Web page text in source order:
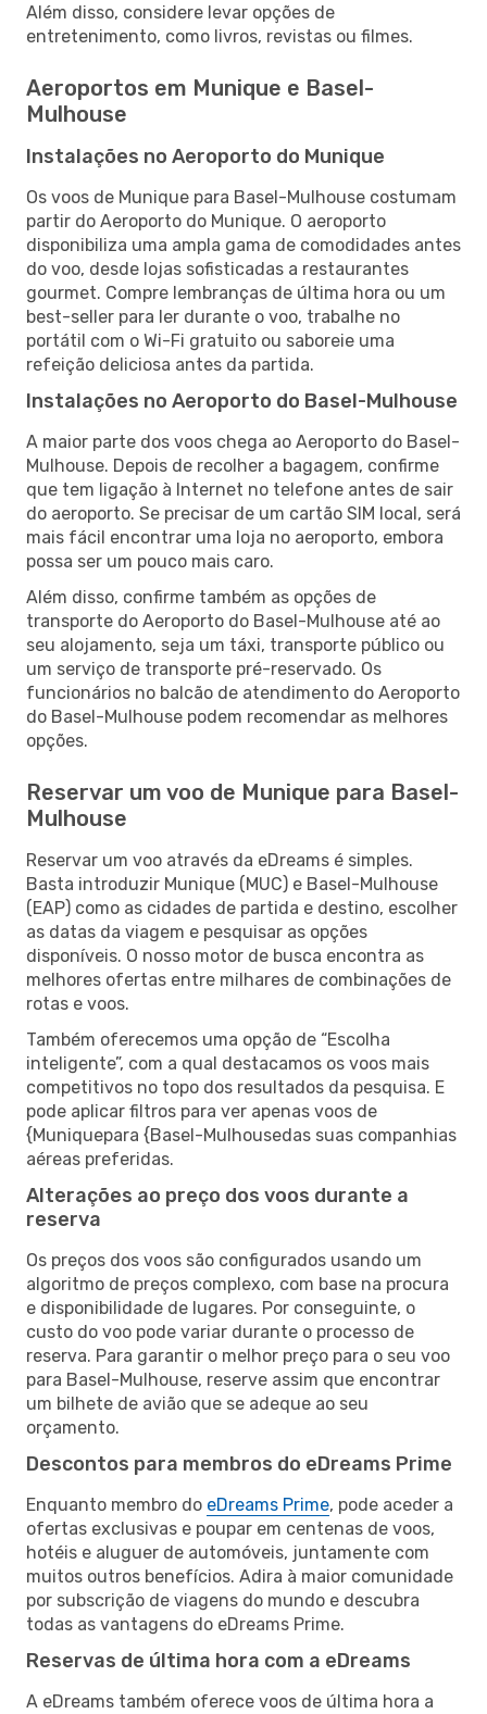
Além disso, considere levar opções de
entretenimento, como livros, revistas ou filmes.
Aeroportos em Munique e Basel-
Mulhouse
Instalações no Aeroporto do Munique
Os voos de Munique para Basel-Mulhouse costumam
partir do Aeroporto do Munique. O aeroporto
disponibiliza uma ampla gama de comodidades antes
do voo, desde lojas sofisticadas a restaurantes
gourmet. Compre lembranças de última hora ou um
best-seller para ler durante o voo, trabalhe no
portátil com o Wi-Fi gratuito ou saboreie uma
refeição deliciosa antes da partida.
Instalações no Aeroporto do Basel-Mulhouse
A maior parte dos voos chega ao Aeroporto do Basel-
Mulhouse. Depois de recolher a bagagem, confirme
que tem ligação à Internet no telefone antes de sair
do aeroporto. Se precisar de um cartão SIM local, será
mais fácil encontrar uma loja no aeroporto, embora
possa ser um pouco mais caro.
Além disso, confirme também as opções de
transporte do Aeroporto do Basel-Mulhouse até ao
seu alojamento, seja um táxi, transporte público ou
um serviço de transporte pré-reservado. Os
funcionários no balcão de atendimento do Aeroporto
do Basel-Mulhouse podem recomendar as melhores
opções.
Reservar um voo de Munique para Basel-
Mulhouse
Reservar um voo através da eDreams é simples.
Basta introduzir Munique (MUC) e Basel-Mulhouse
(EAP) como as cidades de partida e destino, escolher
as datas da viagem e pesquisar as opções
disponíveis. O nosso motor de busca encontra as
melhores ofertas entre milhares de combinações de
rotas e voos.
Também oferecemos uma opção de “Escolha
inteligente”, com a qual destacamos os voos mais
competitivos no topo dos resultados da pesquisa. E
pode aplicar filtros para ver apenas voos de
{Muniquepara {Basel-Mulhousedas suas companhias
aéreas preferidas.
Alterações ao preço dos voos durante a
reserva
Os preços dos voos são configurados usando um
algoritmo de preços complexo, com base na procura
e disponibilidade de lugares. Por conseguinte, o
custo do voo pode variar durante o processo de
reserva. Para garantir o melhor preço para o seu voo
para Basel-Mulhouse, reserve assim que encontrar
um bilhete de avião que se adeque ao seu
orçamento.
Descontos para membros do eDreams Prime
Enquanto membro do eDreams Prime, pode aceder a
ofertas exclusivas e poupar em centenas de voos,
hotéis e aluguer de automóveis, juntamente com
muitos outros benefícios. Adira à maior comunidade
por subscrição de viagens do mundo e descubra
todas as vantagens do eDreams Prime.
Reservas de última hora com a eDreams
A eDreams também oferece voos de última hora a